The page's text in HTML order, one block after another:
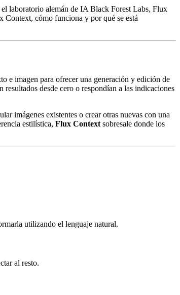
laboratorio alemán de IA Black Forest Labs, Flux
Context, cómo funciona y por qué se está
e imagen para ofrecer una generación y edición de
desde cero o respondían a las indicaciones
imágenes existentes o crear otras nuevas con una
estilística, Flux Context sobresale donde los
utilizando el lenguaje natural.
al resto.